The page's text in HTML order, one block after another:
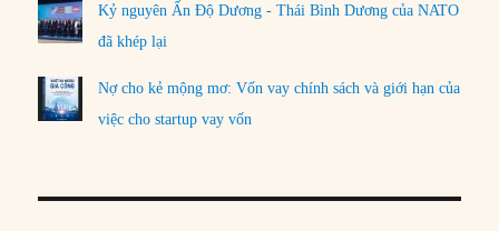
Kỷ nguyên Ấn Độ Dương - Thái Bình Dương của NATO
đã khép lại
Nợ cho kẻ mộng mơ: Vốn vay chính sách và giới hạn của
việc cho startup vay vốn